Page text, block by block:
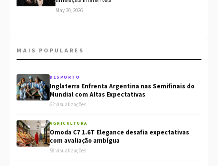
May 30, 2026
MAIS POPULARES
DESPORTO
Inglaterra Enfrenta Argentina nas Semifinais do
Mundial com Altas Expectativas
62 visualizações
AGRICULTURA
Omoda C7 1.6T Elegance desafia expectativas
com avaliação ambígua
58 visualizações